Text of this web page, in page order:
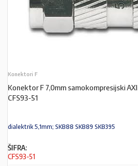
Konektori F
Konektor F 7,0mm samokompresijski
CFS93-51
dialektrik 5,1mm; SKB88 SKB89 SKB395
ŠIFRA:
CFS93-51